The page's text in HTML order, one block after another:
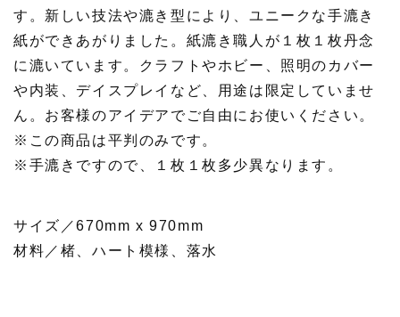
す。新しい技法や漉き型により、ユニークな手漉き
紙ができあがりました。紙漉き職人が１枚１枚丹念
に漉いています。クラフトやホビー、照明のカバー
や内装、デイスプレイなど、用途は限定していませ
ん。お客様のアイデアでご自由にお使いください。
※この商品は平判のみです。
※手漉きですので、１枚１枚多少異なります。
サイズ／670mm x 970mm
材料／楮、ハート模様、落水